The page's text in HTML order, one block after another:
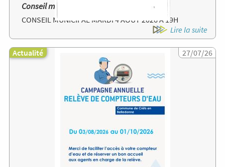
Conseil municipal
CONSEIL MUNICIPAL MARDI 4 AOUT 2026 A 19H
Lire la suite
Actualité 27/07/26